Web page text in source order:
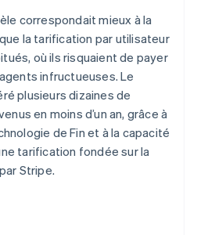
correspondait mieux à la
la tarification par utilisateur
où ils risquaient de payer
infructueuses. Le
plusieurs dizaines de
en moins d’un an, grâce à
de Fin et à la capacité
tarification fondée sur la
Stripe.